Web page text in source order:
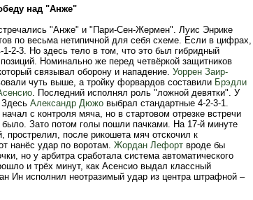
над "Анже"
"Анже" и "Пари-Сен-Жермен". Луис Энрике
по весьма нетипичной для себя схеме. Если в цифрах,
1-2-3. Но здесь тело в том, что это был гибридный
Номинально же перед четвёркой защитников
связывал оборону и нападение. Уоррен Заир-
чуть выше, а тройку форвардов составили Брэдли
. Последний исполнял роль "ложной девятки". У
Александр Дюжовыбрал стандартные 4-2-3-1.
с контроля мяча, но в стартовом отрезке встречи
Зато потом голы пошли пачками. На 17-й минуте
прострелил, после рикошета мяч отскочил к
нанёс удар по воротам. Жордан Лефортвроде бы
но у арбитра сработала система автоматического
и трёх минут, как Асенсио выдал классный
Ин исполнил неотразимый удар из центра штрафной –